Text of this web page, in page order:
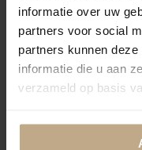
informatie over uw
partners voor social
partners kunnen
informatie die u aan
verzameld op basis
Standaardbuiten 2017